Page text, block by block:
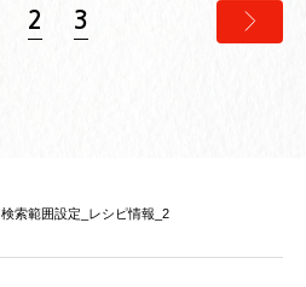
2 3
検索範囲設定_レシピ情報_2